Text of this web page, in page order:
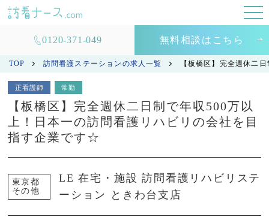
0120-371-049 無料相談はこちら
TOP 訪問看護ステーションの求人一覧 【板橋区】完全週休二
正看護師 常勤
【板橋区】完全週休二日制で年収500万以
上！日本一の訪問看護リハビリの会社を目
指す企業です☆
東京都
その他
LE 在宅・施設 訪問看護リハビリステ
ーション ときわ台支店